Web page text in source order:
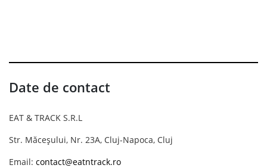
Date de contact
EAT & TRACK S.R.L
Str. Măceșului, Nr. 23A, Cluj-Napoca, Cluj
Email: contact@eatntrack.ro